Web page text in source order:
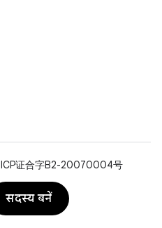
ICP证合字B2-20070004号
सदस्य बनें